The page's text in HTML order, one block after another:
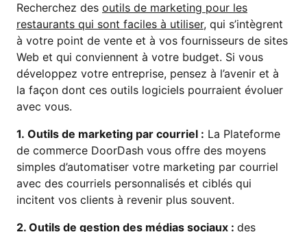
Recherchez des outils de marketing pour les
restaurants qui sont faciles à utiliser, qui s’intègrent
à votre point de vente et à vos fournisseurs de sites
Web et qui conviennent à votre budget. Si vous
développez votre entreprise, pensez à l’avenir et à
la façon dont ces outils logiciels pourraient évoluer
avec vous.
1. Outils de marketing par courriel : La Plateforme
de commerce DoorDash vous offre des moyens
simples d’automatiser votre marketing par courriel
avec des courriels personnalisés et ciblés qui
incitent vos clients à revenir plus souvent.
2. Outils de gestion des médias sociaux : des